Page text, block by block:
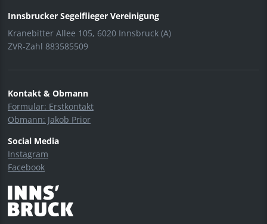
Innsbrucker Segelflieger Vereinigung
Kranebitter Allee 105, 6020 Innsbruck (A)
ZVR-Zahl 883585509
Kontakt & Obmann
Formular: Erstkontakt
Obmann: Jakob Prior
Social Media
Instagram
Facebook